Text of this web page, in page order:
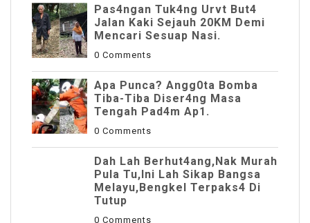
Pas4ngan Tuk4ng Urvt But4
JaIan Kaki Sejauh 20KM Demi
Mencari Sesuap Nasi.
0 Comments
Apa Punca? Angg0ta Bomba
Tiba-Tiba Diser4ng Masa
Tengah Pad4m Ap1.
0 Comments
Dah Lah Berhut4ang,Nak Murah
Pula Tu,Ini Lah Sikap Bangsa
Melayu,Bengkel Terpaks4 Di
Tutup
0 Comments